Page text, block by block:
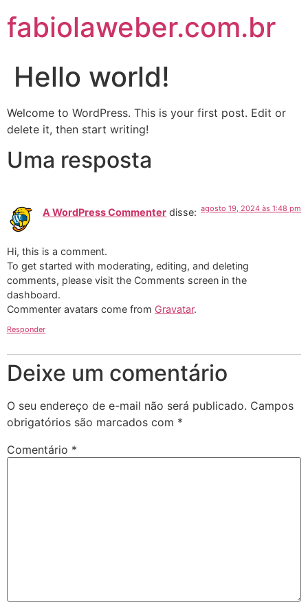
fabiolaweber.com.br
Hello world!
Welcome to WordPress. This is your first post. Edit or
delete it, then start writing!
Uma resposta
A WordPress Commenter disse: agosto 19, 2024 às 1:48 pm
Hi, this is a comment.
To get started with moderating, editing, and deleting
comments, please visit the Comments screen in the
dashboard.
Commenter avatars come from Gravatar.
Responder
Deixe um comentário
O seu endereço de e-mail não será publicado. Campos
obrigatórios são marcados com *
Comentário *